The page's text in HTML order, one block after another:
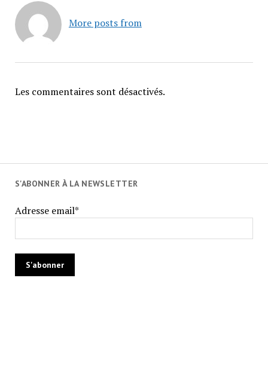
More posts from
Les commentaires sont désactivés.
S'ABONNER À LA NEWSLETTER
Adresse email*